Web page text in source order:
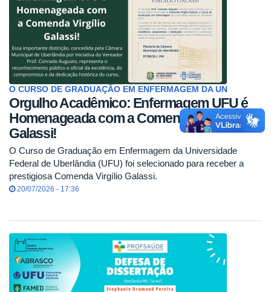
O CURSO DE GRADUAÇÃO EM ENFERMAGEM DA UN
Orgulho Acadêmico: Enfermagem UFU é
Homenageada com a Comenda Virgílio
Galassi!
O Curso de Graduação em Enfermagem da Universidade
Federal de Uberlândia (UFU) foi selecionado para receber a
prestigiosa Comenda Virgílio Galassi.
20/07/2026 - 17:36